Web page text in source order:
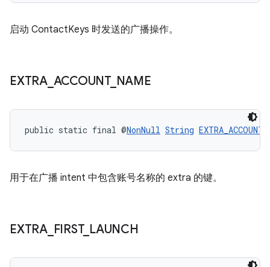
启动 ContactKeys 时发送的广播操作。
EXTRA_ ACCOUNT_ NAME
public static final @NonNull String
用于在广播 intent 中包含账号名称的 extra 的键。
EXTRA_ FIRST_ LAUNCH